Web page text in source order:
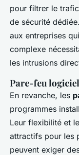
pour filtrer le
de sécurité
aux entreprises
complexe
les intrusions
Pare-feu logiciel
En revanche, les
programmes
Leur flexibilité et
attractifs pour les
peuvent exiger